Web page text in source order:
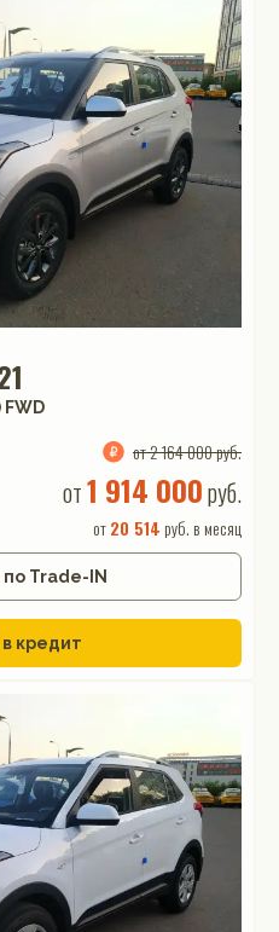
FWD
от 2 164 000 руб.
от1 914 000руб.
от20 514 руб. в месяц
Trade-IN
кредит